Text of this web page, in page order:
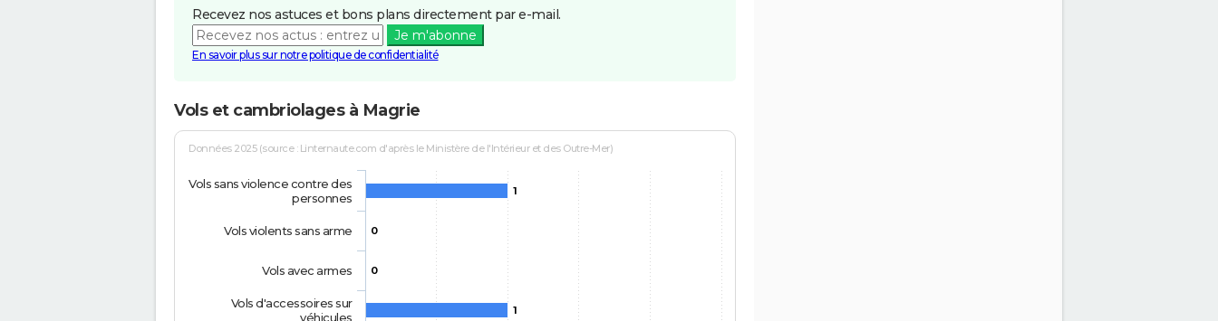
Recevez nos astuces et bons plans directement par e-mail.
Je m'abonne
En savoir plus sur notre politique de confidentialité
Vols et cambriolages à Magrie
Données 2025 (source : Linternaute.com d'après le Ministère de l'Intérieur et des Outre-Mer)
1
0
0
1
Vols sans violence contre des
personnes
Vols violents sans arme
Vols avec armes
Vols d'accessoires sur
véhicules